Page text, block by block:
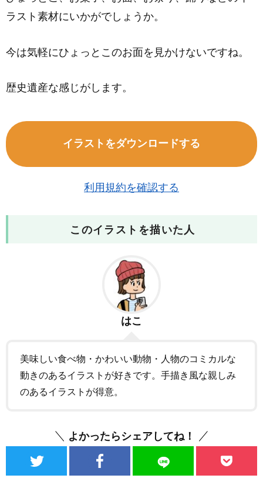
ラスト素材にいかがでしょうか。
今は気軽にひょっとこのお面を見かけないですね。
歴史遺産な感じがします。
イラストをダウンロードする
利用規約を確認する
このイラストを描いた人
はこ
美味しい食べ物・かわいい動物・人物のコミカルな
動きのあるイラストが好きです。手描き風な親しみ
のあるイラストが得意。
よかったらシェアしてね！